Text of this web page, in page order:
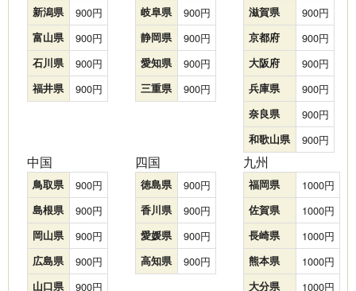
新潟県 900
富山県 900
石川県 900
福井県 900
岐阜県 900
静岡県 900
愛知県 900
三重県 900
滋賀県 900
京都府 900
大阪府 900
兵庫県 900
奈良県 900
和歌山県 900
中国
鳥取県 900
島根県 900
岡山県 900
広島県 900
山口県 900
四国
徳島県 900
香川県 900
愛媛県 900
高知県 900
九州
福岡県 1000
佐賀県 1000
長崎県 1000
熊本県 1000
大分県 1000